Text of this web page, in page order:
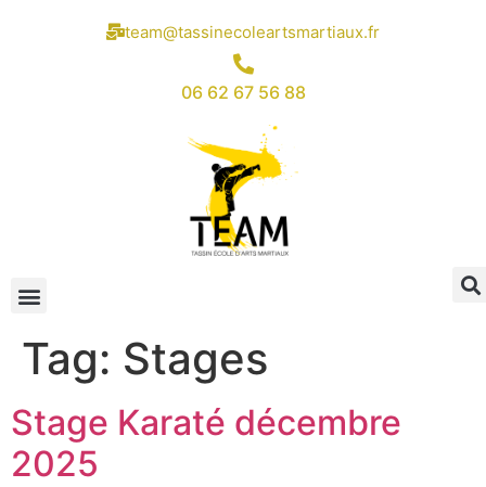
team@tassinecoleartsmartiaux.fr
06 62 67 56 88
Tag: Stages
Stage Karaté décembre
2025